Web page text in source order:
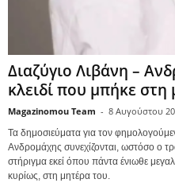
Διαζύγιο Λιβάνη –
κλειδί που μπήκε στη
Magazinomou Team - 8 Αυγούστου
Τα δημοσιεύματα για τον
Ανδρομάχης συνεχίζονται, ωστόσο ο
στήριγμα εκεί όπου πάντα ένιωθε
κυρίως, στη μητέρα του.